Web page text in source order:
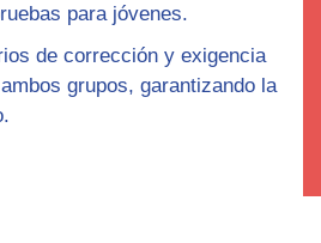
para jóvenes.
de corrección y exigencia
grupos, garantizando la